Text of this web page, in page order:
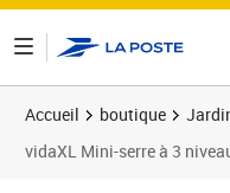
Accueil boutique
vidaXL Mini-serre à 3